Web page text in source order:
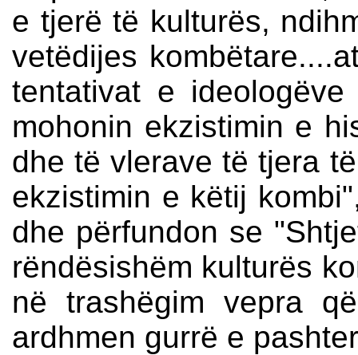
e tjerë të kulturës,
vetëdijes
tentativat e
mohonin ekzistimin e
dhe të vlerave të tjera
ekzistimin e këtij
dhe përfundon se
rëndësishëm kulturës
në trashëgim vepra
ardhmen gurrë e